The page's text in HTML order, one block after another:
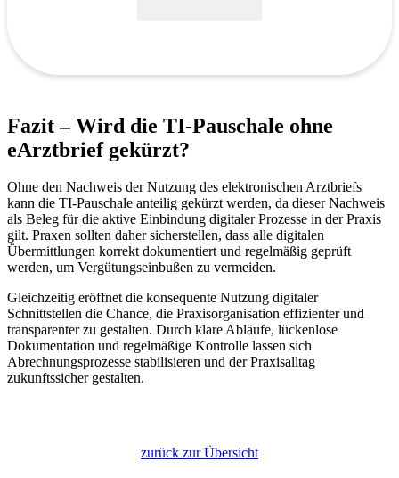
Fazit – Wird die TI-Pauschale ohne
eArztbrief gekürzt?
Ohne den Nachweis der Nutzung des elektronischen Arztbriefs
kann die TI-Pauschale anteilig gekürzt werden, da dieser Nachweis
als Beleg für die aktive Einbindung digitaler Prozesse in der Praxis
gilt. Praxen sollten daher sicherstellen, dass alle digitalen
Übermittlungen korrekt dokumentiert und regelmäßig geprüft
werden, um Vergütungseinbußen zu vermeiden.
Gleichzeitig eröffnet die konsequente Nutzung digitaler
Schnittstellen die Chance, die Praxisorganisation effizienter und
transparenter zu gestalten. Durch klare Abläufe, lückenlose
Dokumentation und regelmäßige Kontrolle lassen sich
Abrechnungsprozesse stabilisieren und der Praxisalltag
zukunftssicher gestalten.
zurück zur Übersicht